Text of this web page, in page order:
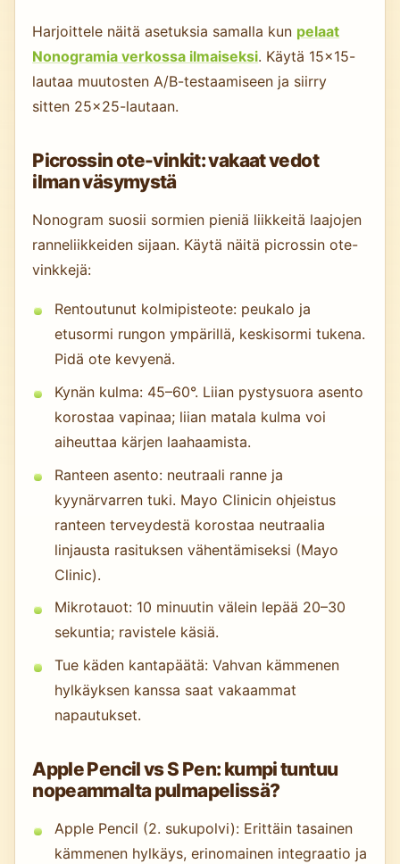
Harjoittele näitä asetuksia samalla kun pelaat
Nonogramia verkossa ilmaiseksi. Käytä 15×15-
lautaa muutosten A/B-testaamiseen ja siirry
sitten 25×25-lautaan.
Picrossin ote-vinkit: vakaat vedot
ilman väsymystä
Nonogram suosii sormien pieniä liikkeitä laajojen
ranneliikkeiden sijaan. Käytä näitä picrossin ote-
vinkkejä:
Rentoutunut kolmipisteote: peukalo ja
etusormi rungon ympärillä, keskisormi tukena.
Pidä ote kevyenä.
Kynän kulma: 45–60°. Liian pystysuora asento
korostaa vapinaa; liian matala kulma voi
aiheuttaa kärjen laahaamista.
Ranteen asento: neutraali ranne ja
kyynärvarren tuki. Mayo Clinicin ohjeistus
ranteen terveydestä korostaa neutraalia
linjausta rasituksen vähentämiseksi (Mayo
Clinic).
Mikrotauot: 10 minuutin välein lepää 20–30
sekuntia; ravistele käsiä.
Tue käden kantapäätä: Vahvan kämmenen
hylkäyksen kanssa saat vakaammat
napautukset.
Apple Pencil vs S Pen: kumpi tuntuu
nopeammalta pulmapelissä?
Apple Pencil (2. sukupolvi): Erittäin tasainen
kämmenen hylkäys, erinomainen integraatio ja